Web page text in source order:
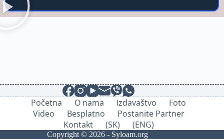
Početna O nama Izdavaštvo
Foto
Video
Besplatno
Postanite Partner
Kontakt
(SK) (ENG)
Copyright © 2026 - Syloam.org